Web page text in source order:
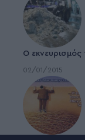
Ο
02/01/2015